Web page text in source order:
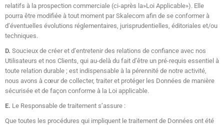
relatifs à la prospection commerciale (ci-après la»Loi Applicable»). Elle
pourra être modifiée à tout moment par Skalecom afin de se conformer à
d’éventuelles évolutions réglementaires, jurisprudentielles, éditoriales et/ou
techniques.
D. Soucieux de créer et d’entretenir des relations de confiance avec nos
Utilisateurs et nos Clients, qui au-delà du fait d’être un pré-requis essentiel à
toute relation durable ; est indispensable à la pérennité de notre activité,
nous avons à cœur de collecter, traiter et protéger les Données de manière
sécurisée et de façon conforme à la Loi applicable.
E. Le Responsable de traitement s’assure :
Que toutes les procédures qui impliquent le traitement de Données ont été